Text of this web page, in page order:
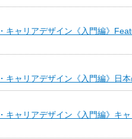
キャリアデザイン《入門編》
キャリアデザイン《入門編》日
キャリアデザイン《入門編》キ